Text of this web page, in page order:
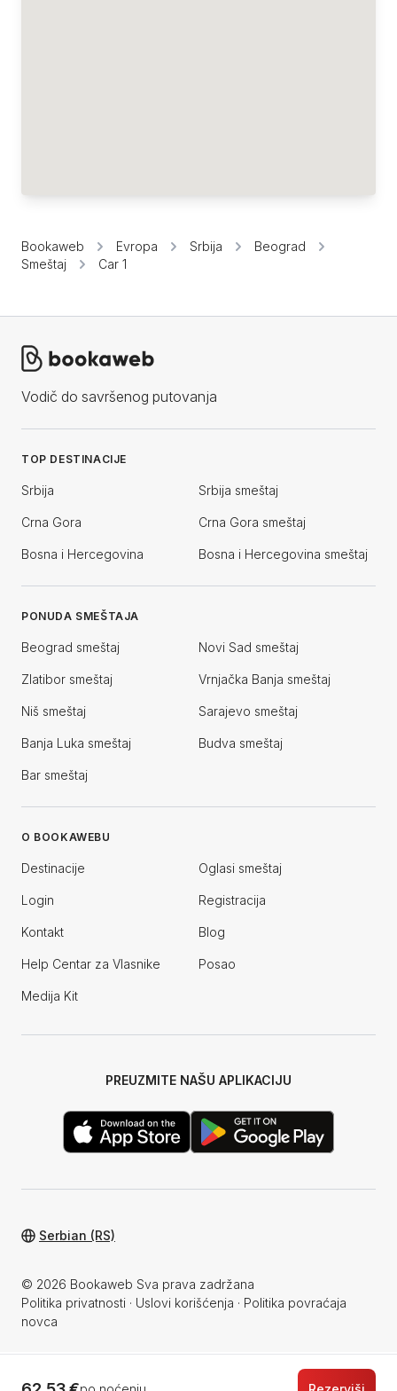
Bookaweb Evropa Srbija
Beograd
Smeštaj
Car 1
Vodič do savršenog putovanja
TOP DESTINACIJE
Srbija Srbija smeštaj
Crna Gora Crna Gora smeštaj
Bosna i Hercegovina Bosna i Hercegovina smeštaj
PONUDA SMEŠTAJA
Beograd smeštaj Novi Sad smeštaj
Zlatibor smeštaj Vrnjačka Banja smeštaj
Niš smeštaj Sarajevo smeštaj
Banja Luka smeštaj Budva smeštaj
Bar smeštaj
O BOOKAWEBU
Destinacije Oglasi smeštaj
Login Registracija
Kontakt Blog
Help Centar za Vlasnike Posao
Medija Kit
PREUZMITE NAŠU APLIKACIJU
© 2026 Bookaweb Sva prava zadržana
Politika privatnosti · Uslovi korišćenja · Politika povraćaja
novca
Serbian (RS)